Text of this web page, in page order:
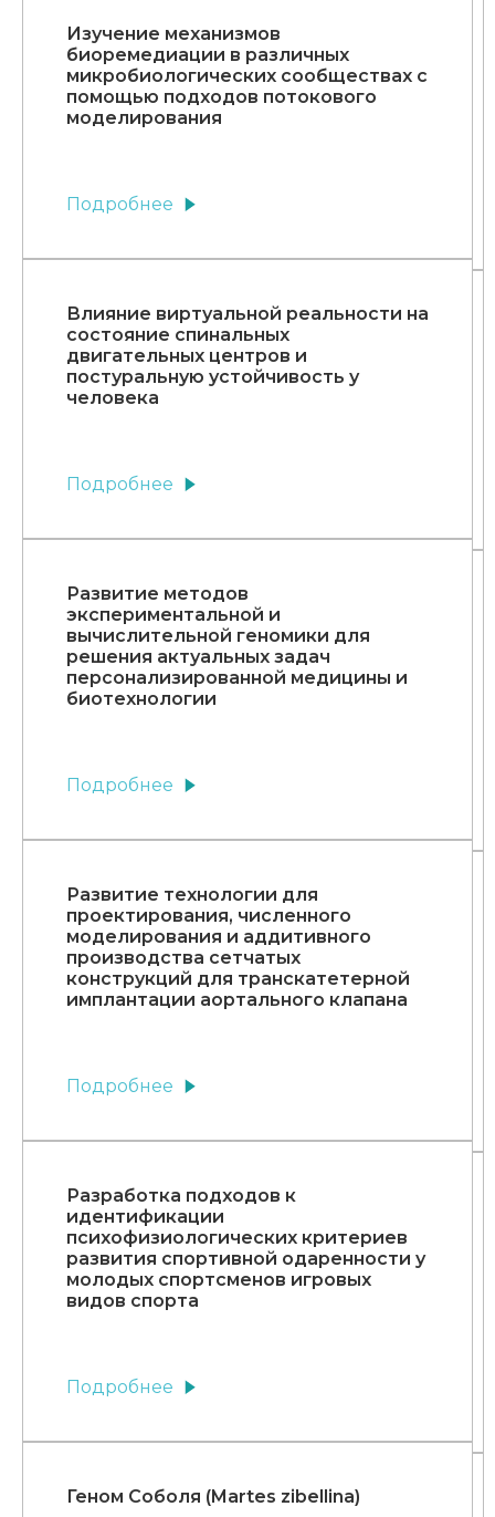
Изучение механизмов
биоремедиации в различных
микробиологических сообществах с
помощью подходов потокового
моделирования
Подробнее
Влияние виртуальной реальности на
состояние спинальных
двигательных центров и
постуральную устойчивость у
человека
Подробнее
Развитие методов
экспериментальной и
вычислительной геномики для
решения актуальных задач
персонализированной медицины и
биотехнологии
Подробнее
Развитие технологии для
проектирования, численного
моделирования и аддитивного
производства сетчатых
конструкций для транскатетерной
имплантации аортального клапана
Подробнее
Разработка подходов к
идентификации
психофизиологических критериев
развития спортивной одаренности у
молодых спортсменов игровых
видов спорта
Подробнее
Геном Соболя (Martes zibellina)